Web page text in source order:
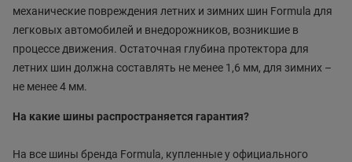
механические повреждения летних и зимних шин Formula для
легковых автомобилей и внедорожников, возникшие в
процессе движения. Остаточная глубина протектора для
летних шин должна составлять не менее 1,6 мм, для зимних –
не менее 4 мм.
На какие шины распространяется гарантия?
На все шины бренда Formula, купленные у официального